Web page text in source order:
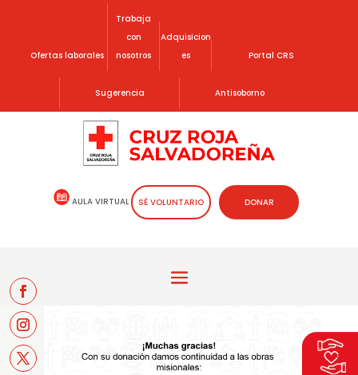
Ofertas laborales
Trabaja
con
nosotros
Adquisicion
es
Portal CRS
Sugerencia Antisoborno
AULA VIRTUAL SÉ VOLUNTARIO DONAR